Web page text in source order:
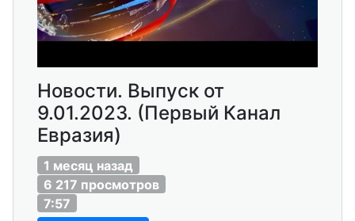
Новости. Выпуск от
9.01.2023. (Первый Канал
Евразия)
1 месяц назад
6 217 просмотров
7:57